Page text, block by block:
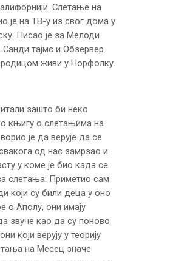
Слетање на
је на ТВ-у из свог дома у
Писао је за Мелоди
Санди тајмс и Обзервер.
живи у Норфолку.
зашто би неко
књигу о слетањима на
је да верује да се
од нас замрзао и
у коме је био када се
слетања: Приметио сам
који су били деца у оно
о Аполу, они имају
звуче као да су поново
који верују у теорију
на Месец значе